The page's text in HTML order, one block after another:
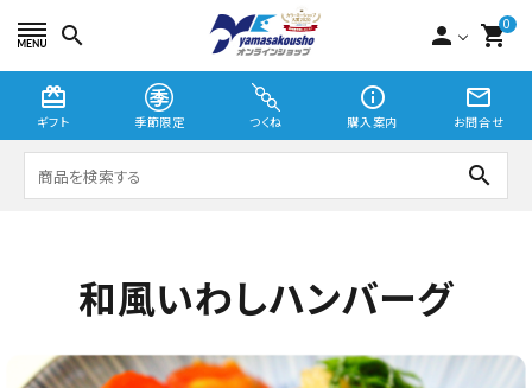
search person 0
shopping_cart
card_giftcard
ギフト 季節限定 つくね
info_outline
購入案内
mail_outline
お問合せ
search
つくね
和風いわしハンバーグ